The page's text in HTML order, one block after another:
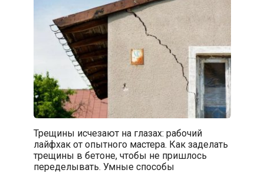
Трещины исчезают на глазах: рабочий
лайфхак от опытного мастера. Как заделать
трещины в бетоне, чтобы не пришлось
переделывать. Умные способы